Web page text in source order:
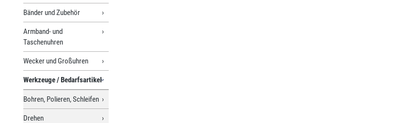
Bänder und Zubehör
Armband- und
Taschenuhren
Wecker und Großuhren
Werkzeuge / Bedarfsartikel
Bohren, Polieren, Schleifen
Drehen